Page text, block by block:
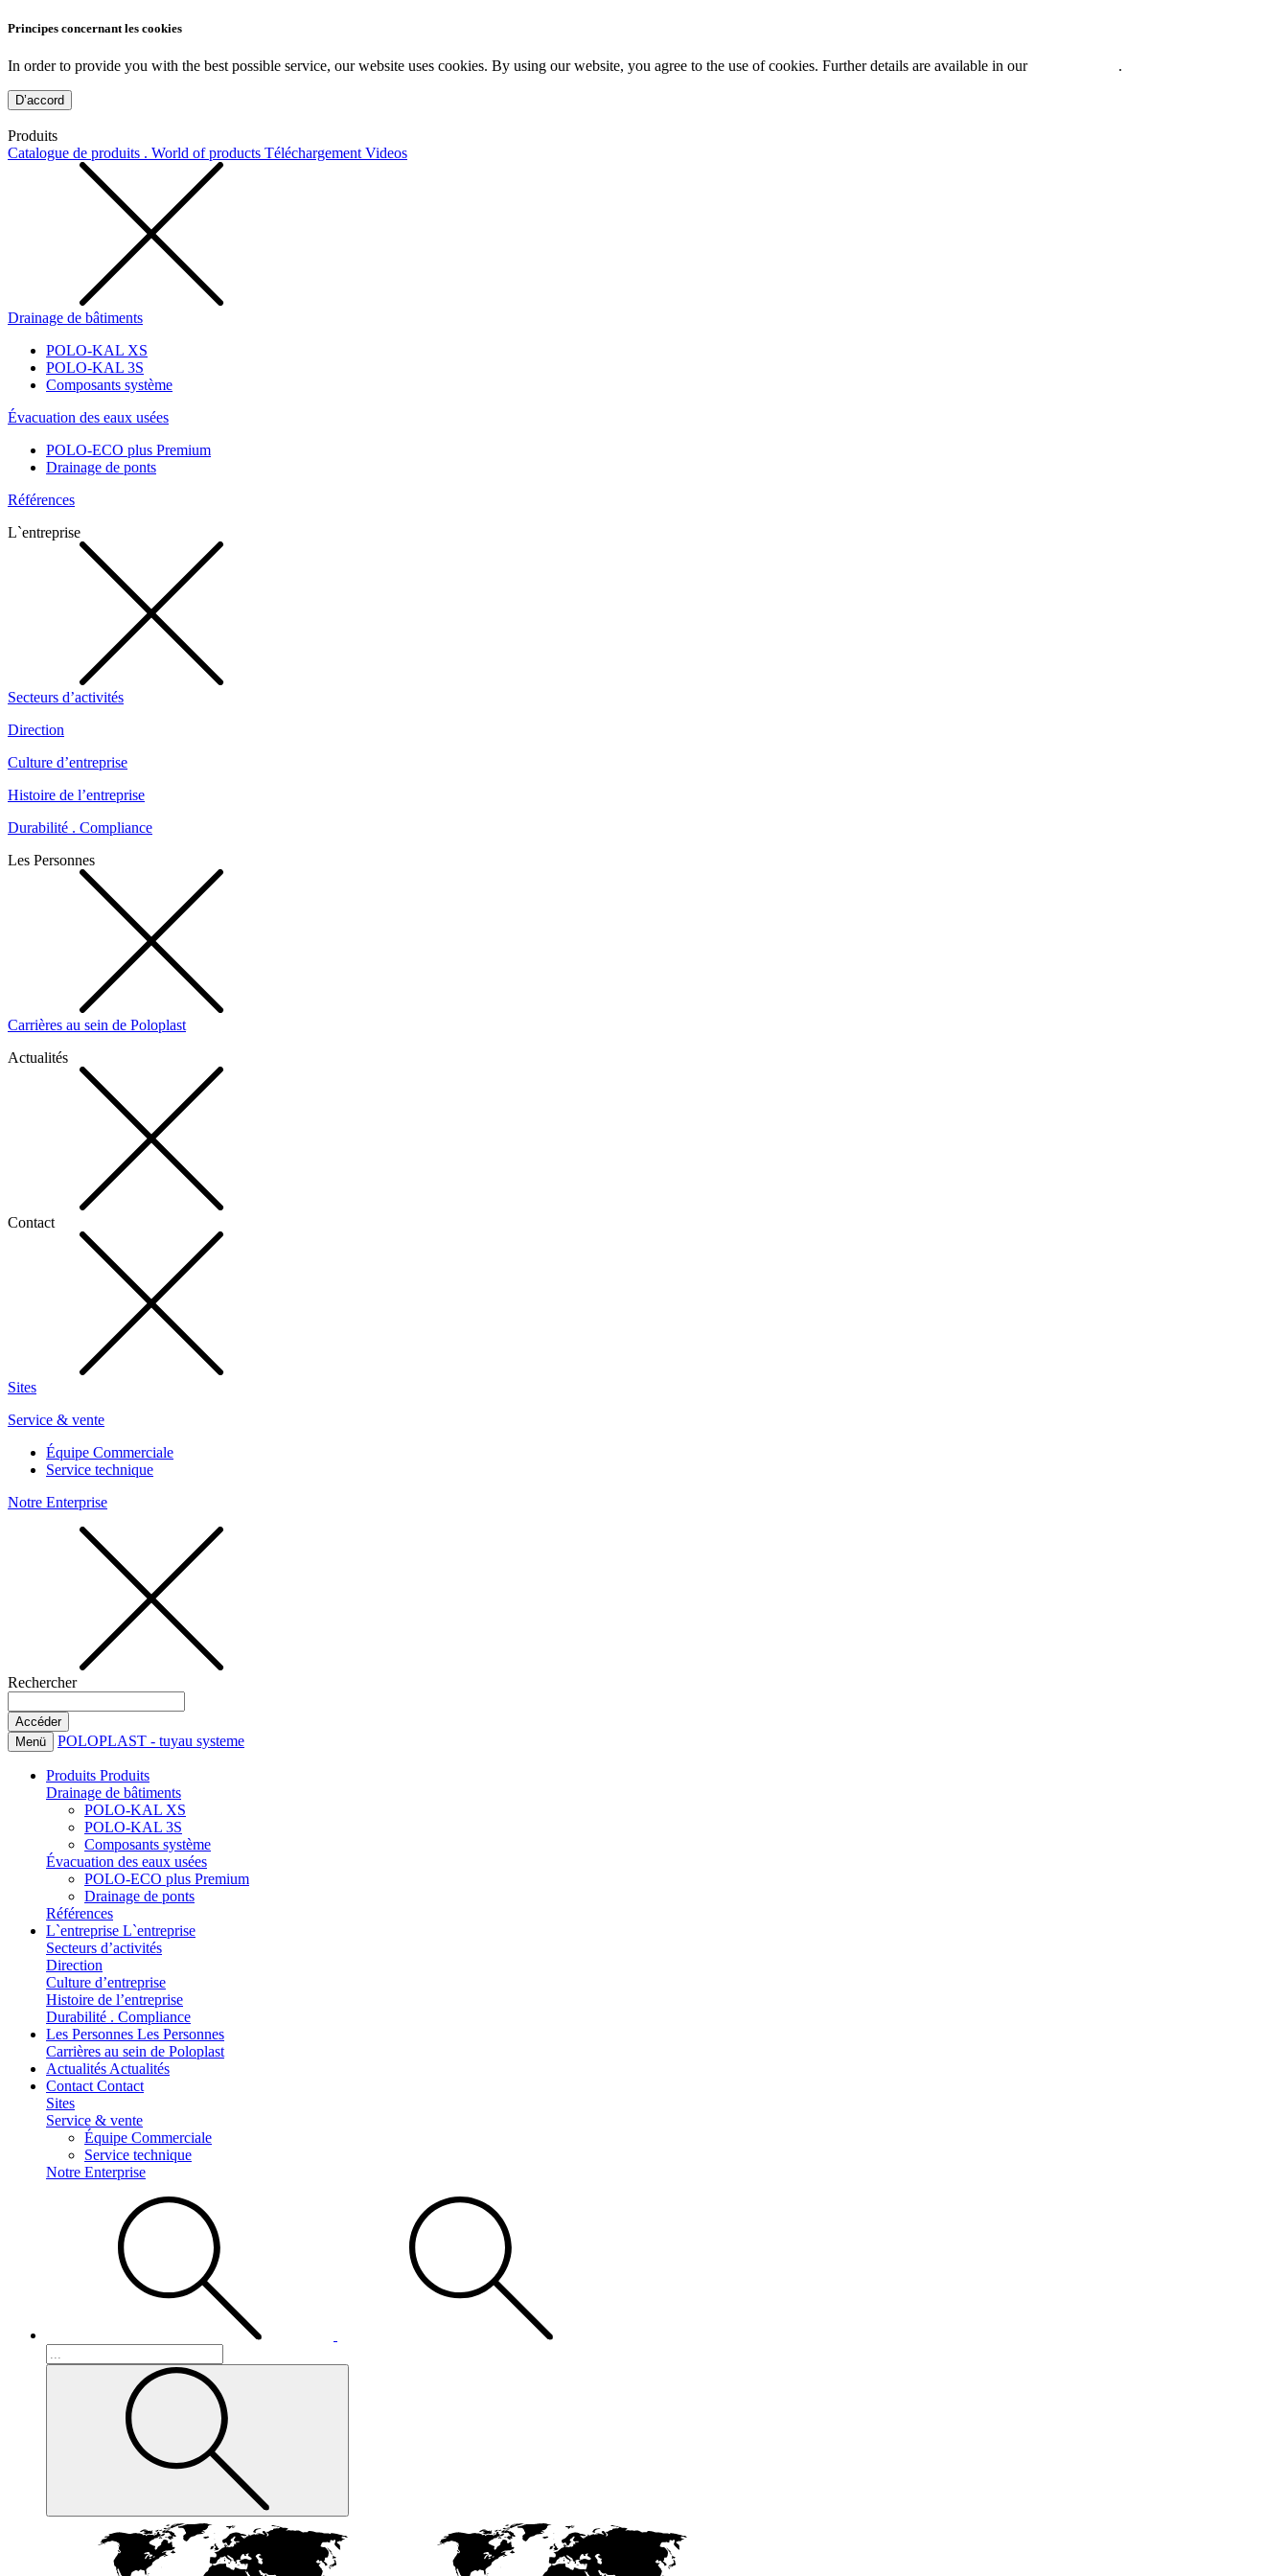
Principes concernant les cookies
In order to provide you with the best possible service, our website uses cookies. By using our website, you agree to the use of cookies. Further details are available in our .
D’accord
Produits
Catalogue de produits . World of products Téléchargement Videos
Drainage de bâtiments
POLO-KAL XS
POLO-KAL 3S
Composants système
Évacuation des eaux usées
POLO-ECO plus Premium
Drainage de ponts
Références
L`entreprise
Secteurs d’activités
Direction
Culture d’entreprise
Histoire de l’entreprise
Durabilité . Compliance
Les Personnes
Carrières au sein de Poloplast
Actualités
Contact
Sites
Service & vente
Équipe Commerciale
Service technique
Notre Enterprise
Rechercher
Menü POLOPLAST - tuyau systeme
Produits Produits
Drainage de bâtiments
POLO-KAL XS
POLO-KAL 3S
Composants système
Évacuation des eaux usées
POLO-ECO plus Premium
Drainage de ponts
Références
L`entreprise L`entreprise
Secteurs d’activités
Direction
Culture d’entreprise
Histoire de l’entreprise
Durabilité . Compliance
Les Personnes Les Personnes
Carrières au sein de Poloplast
Actualités Actualités
Contact Contact
Sites
Service & vente
Équipe Commerciale
Service technique
Notre Enterprise